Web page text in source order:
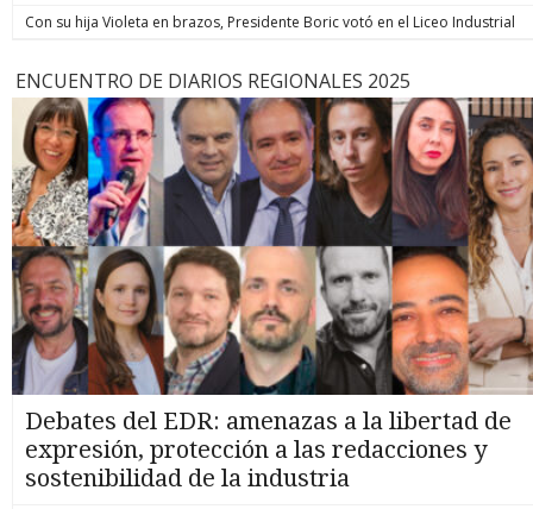
Con su hija Violeta en brazos, Presidente Boric votó en el Liceo Industrial
ENCUENTRO DE DIARIOS REGIONALES 2025
Debates del EDR: amenazas a la libertad de
expresión, protección a las redacciones y
sostenibilidad de la industria